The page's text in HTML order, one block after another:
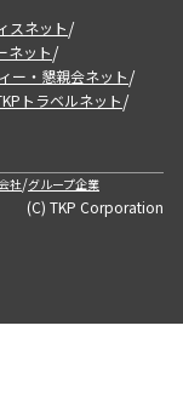
スネット/
ネット/
ー・懇親会ネット/
トラベルネット/
社/グループ企業
(C) TKP Corporation